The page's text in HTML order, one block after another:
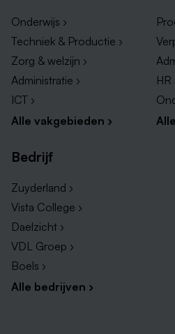
Onderwijs ›
Techniek & Productie ›
Zorg & welzijn ›
Administratie ›
ICT ›
Alle vakgebieden ›
HR
Bedrijf
Zuyderland ›
Vista College ›
Daelzicht ›
VDL Groep ›
Boels ›
Alle bedrijven ›